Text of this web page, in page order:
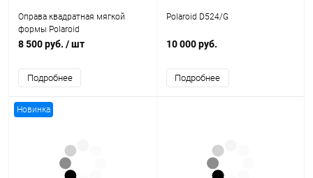
Оправа квадратная мягкой
формы Polaroid
8 500 руб. / шт
Подробнее
Polaroid D524/G
10 000 руб.
Подробнее
Новинка